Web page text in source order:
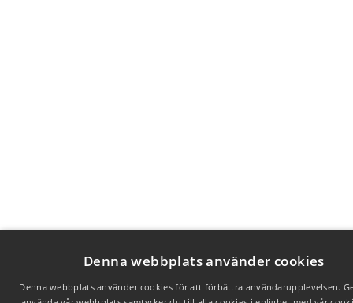
Denna webbplats använder cookies
Denna webbplats använder cookies för att förbättra användarupplevelsen.